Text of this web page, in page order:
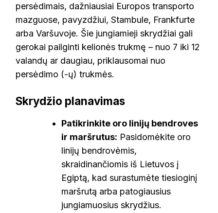
persėdimais, dažniausiai Europos transporto
mazguose, pavyzdžiui, Stambule, Frankfurte
arba Varšuvoje. Šie jungiamieji skrydžiai gali
gerokai pailginti kelionės trukmę – nuo 7 iki 12
valandų ar daugiau, priklausomai nuo
persėdimo (-ų) trukmės.
Skrydžio planavimas
Patikrinkite oro linijų bendroves
ir maršrutus: Pasidomėkite oro
linijų bendrovėmis,
skraidinančiomis iš Lietuvos į
Egiptą, kad surastumėte tiesioginį
maršrutą arba patogiausius
jungiamuosius skrydžius.